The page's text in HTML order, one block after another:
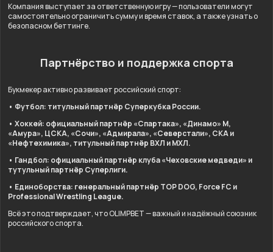
Компания выступает за ответственную игру — пользователи могут
самостоятельно ограничить сумму и время ставок, а также узнать о
безопасном беттинге.
Партнёрство и поддержка спорта
Букмекер активно развивает российский спорт:
• Футбол: титульный партнёр Суперкубка России.
• Хоккей: официальный партнёр «Спартака», «Динамо» М,
«Амура», ЦСКА, «Сочи», «Адмирала», «Северстали», СКА и
«Нефтехимика», титульный партнёр ВХЛ и МХЛ.
• Гандбол: официальный партнёр клуба «Чеховские медведи» и
тутульный партнёр Суперлиги.
• Единоборства: генеральный партнёр TOP DOG, Force FC и
Professional Wrestling League.
Всё это подтверждает, что OLIMPBET — важный и надёжный союзник
российского спорта.